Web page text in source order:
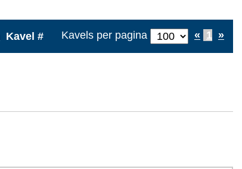
Kavel # Kavels per pagina « 1 »